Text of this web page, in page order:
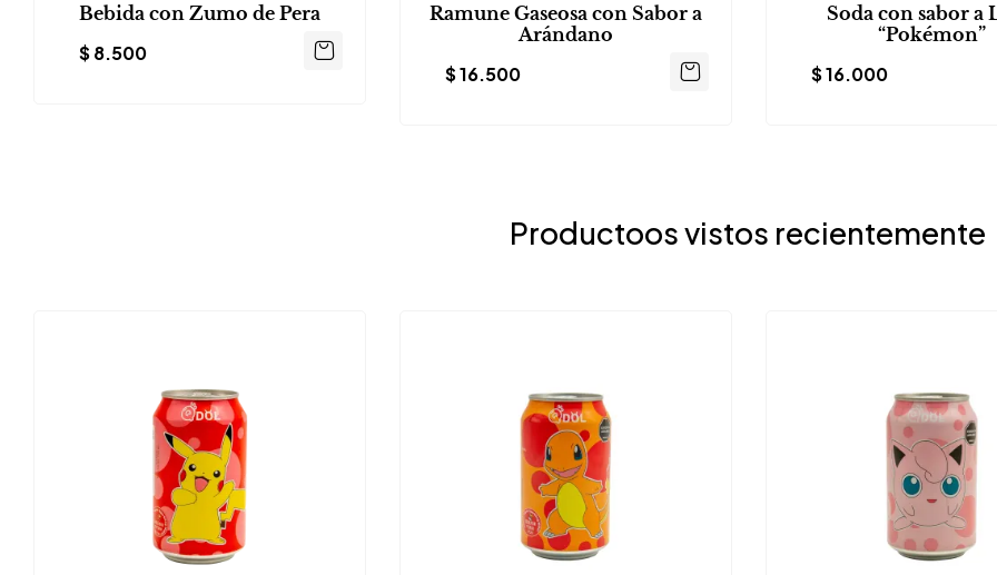
Bebida con Zumo de Pera
$8.500
Ramune Gaseosa con Sabor a
Arándano
$16.500
Soda con sabor a
“Pokémon”
$16.000
Productoos vistos recientemente